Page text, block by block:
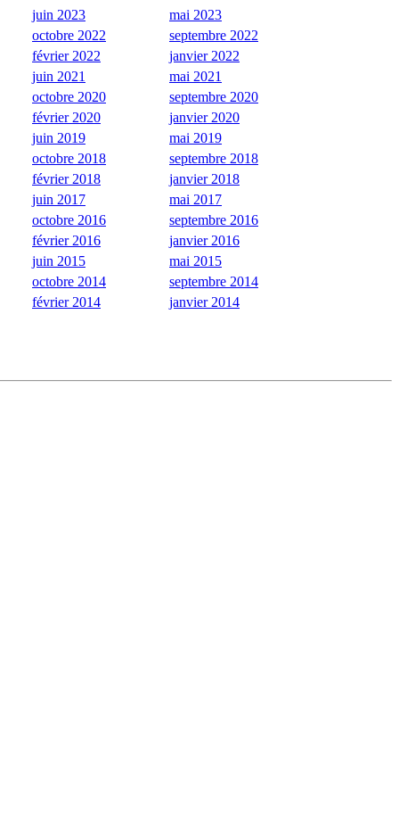
juin 2023
mai 2023
octobre 2022
septembre 2022
février 2022
janvier 2022
juin 2021
mai 2021
octobre 2020
septembre 2020
février 2020
janvier 2020
juin 2019
mai 2019
octobre 2018
septembre 2018
février 2018
janvier 2018
juin 2017
mai 2017
octobre 2016
septembre 2016
février 2016
janvier 2016
juin 2015
mai 2015
octobre 2014
septembre 2014
février 2014
janvier 2014